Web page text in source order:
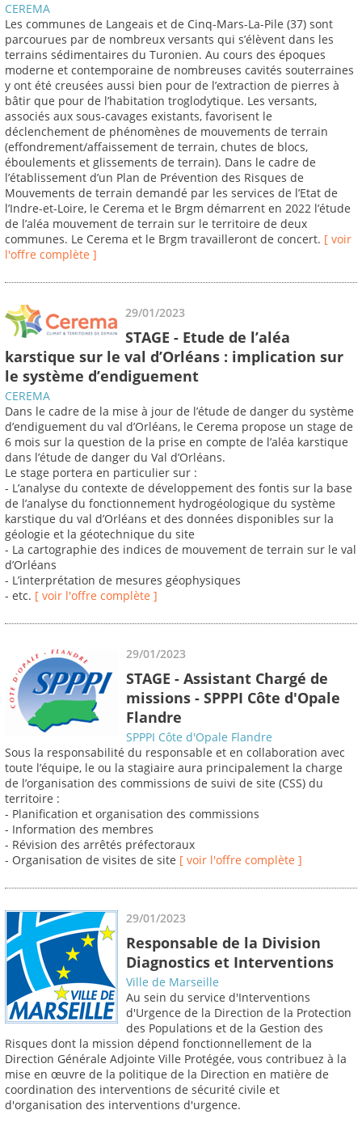
CEREMA
Les communes de Langeais et de Cinq-Mars-La-Pile (37) sont
parcourues par de nombreux versants qui s’élèvent dans les
terrains sédimentaires du Turonien. Au cours des époques
moderne et contemporaine de nombreuses cavités souterraines
y ont été creusées aussi bien pour de l’extraction de pierres à
bâtir que pour de l’habitation troglodytique. Les versants,
associés aux sous-cavages existants, favorisent le
déclenchement de phénomènes de mouvements de terrain
(effondrement/affaissement de terrain, chutes de blocs,
éboulements et glissements de terrain). Dans le cadre de
l’établissement d’un Plan de Prévention des Risques de
Mouvements de terrain demandé par les services de l’Etat de
l’Indre-et-Loire, le Cerema et le Brgm démarrent en 2022 l’étude
de l’aléa mouvement de terrain sur le territoire de deux
communes. Le Cerema et le Brgm travailleront de concert. [ voir
l'offre complète ]
29/01/2023
STAGE - Etude de l’aléa
karstique sur le val d’Orléans : implication sur
le système d’endiguement
CEREMA
Dans le cadre de la mise à jour de l’étude de danger du système
d’endiguement du val d’Orléans, le Cerema propose un stage de
6 mois sur la question de la prise en compte de l’aléa karstique
dans l’étude de danger du Val d’Orléans.
Le stage portera en particulier sur :
- L’analyse du contexte de développement des fontis sur la base
de l’analyse du fonctionnement hydrogéologique du système
karstique du val d’Orléans et des données disponibles sur la
géologie et la géotechnique du site
- La cartographie des indices de mouvement de terrain sur le val
d’Orléans
- L’interprétation de mesures géophysiques
- etc. [ voir l'offre complète ]
29/01/2023
STAGE - Assistant Chargé de
missions - SPPPI Côte d'Opale
Flandre
SPPPI Côte d'Opale Flandre
Sous la responsabilité du responsable et en collaboration avec
toute l’équipe, le ou la stagiaire aura principalement la charge
de l’organisation des commissions de suivi de site (CSS) du
territoire :
- Planification et organisation des commissions
- Information des membres
- Révision des arrêtés préfectoraux
- Organisation de visites de site [ voir l'offre complète ]
29/01/2023
Responsable de la Division
Diagnostics et Interventions
Ville de Marseille
Au sein du service d'Interventions
d'Urgence de la Direction de la Protection
des Populations et de la Gestion des
Risques dont la mission dépend fonctionnellement de la
Direction Générale Adjointe Ville Protégée, vous contribuez à la
mise en œuvre de la politique de la Direction en matière de
coordination des interventions de sécurité civile et
d'organisation des interventions d'urgence.